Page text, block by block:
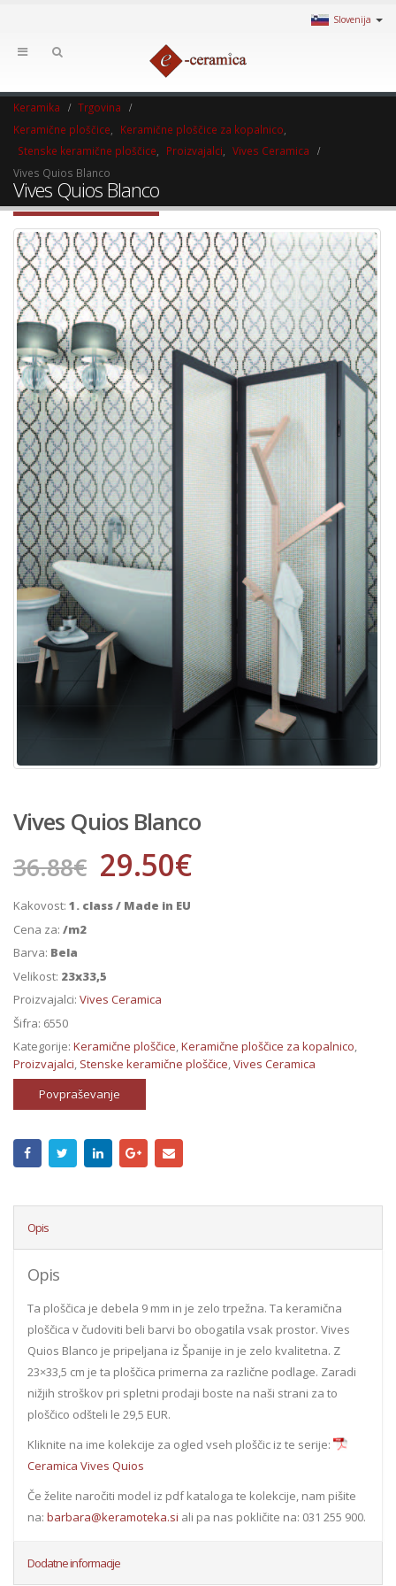
Slovenija
Keramika
Trgovina
Keramične ploščice
Keramične ploščice za kopalnico
Stenske keramične ploščice
Proizvajalci
Vives Ceramica
Vives Quios Blanco
Vives Quios Blanco
Vives Quios Blanco
36.88€ 29.50€
Kakovost: 1. class / Made in EU
Cena za: /m2
Barva: Bela
Velikost: 23x33,5
Proizvajalci: Vives Ceramica
Šifra: 6550
Kategorije: Keramične ploščice,Keramične ploščice za kopalnico,
Proizvajalci, Stenske keramične ploščice,Vives Ceramica
Povpraševanje
Opis
Opis
Ta ploščica je debela 9 mm in je zelo trpežna. Ta keramična
ploščica v čudoviti beli barvi bo obogatila vsak prostor. Vives
Quios Blanco je pripeljana iz Španije in je zelo kvalitetna. Z
23×33,5 cm je ta ploščica primerna za različne podlage. Zaradi
nižjih stroškov pri spletni prodaji boste na naši strani za to
ploščico odšteli le 29,5 EUR.
Kliknite na ime kolekcije za ogled vseh ploščic iz te serije:
Ceramica Vives Quios
Če želite naročiti model iz pdf kataloga te kolekcije, nam pišite
na: barbara@keramoteka.si ali pa nas pokličite na: 031 255 900.
Dodatne informacije